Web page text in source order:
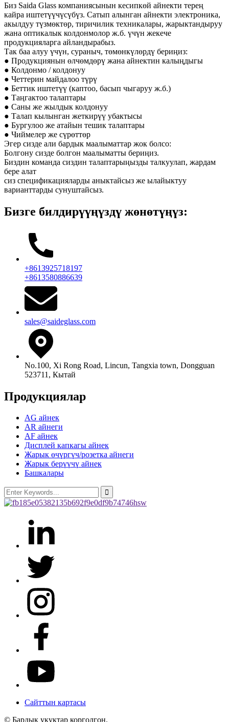
Биз Saida Glass компаниясынын кесипкөй айнекти терең
кайра иштетүүчүсүбүз. Сатып алынган айнекти электроника,
акылдуу түзмөктөр, тиричилик техникалары, жарыктандыруу
жана оптикалык колдонмолор ж.б. үчүн жекече
продукцияларга айландырабыз.
Так баа алуу үчүн, сураныч, төмөнкүлөрдү бериңиз:
● Продукциянын өлчөмдөрү жана айнектин калыңдыгы
● Колдонмо / колдонуу
● Четтерин майдалоо түрү
● Беттик иштетүү (каптоо, басып чыгаруу ж.б.)
● Таңгактоо талаптары
● Саны же жылдык колдонуу
● Талап кылынган жеткирүү убактысы
● Бургулоо же атайын тешик талаптары
● Чиймелер же сүрөттөр
Эгер сизде али бардык маалыматтар жок болсо:
Болгону сизде болгон маалыматты бериңиз.
Биздин команда сиздин талаптарыңызды талкуулап, жардам
бере алат
сиз спецификацияларды аныктайсыз же ылайыктуу
варианттарды сунуштайсыз.
Бизге билдирүүңүздү жөнөтүңүз:
+8613925718197
+8613580886639
sales@saideglass.com
No.100, Xi Rong Road, Lincun, Tangxia town, Dongguan
523711, Кытай
Продукциялар
AG айнек
AR айнеги
AF айнек
Дисплей капкагы айнек
Жарык өчүргүч/розетка айнеги
Жарык берүүчү айнек
Башкалары
Сайттын картасы
© Бардык укуктар корголгон.